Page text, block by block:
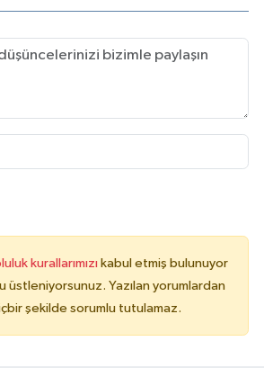
kurallarımızı kabul etmiş bulunuyor
üstleniyorsunuz. Yazılan yorumlardan
şekilde sorumlu tutulamaz.